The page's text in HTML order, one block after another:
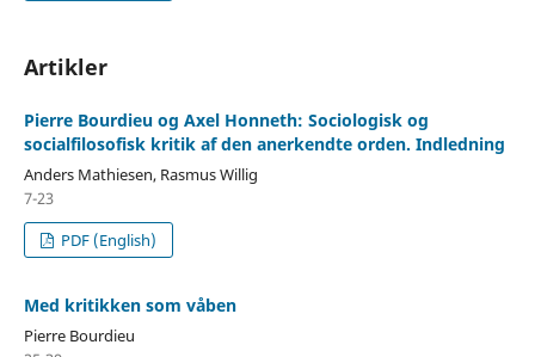
Artikler
Pierre Bourdieu og Axel Honneth: Sociologisk og
socialfilosofisk kritik af den anerkendte orden. Indledning
Anders Mathiesen, Rasmus Willig
7-23
PDF (English)
Med kritikken som våben
Pierre Bourdieu